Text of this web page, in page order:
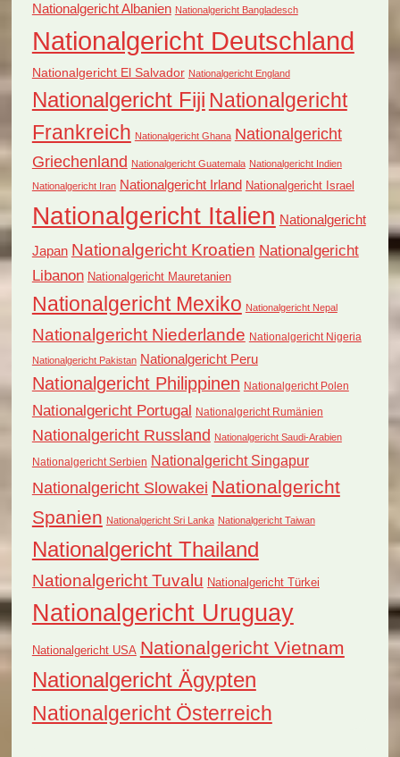
Nationalgericht Albanien Nationalgericht Bangladesch
Nationalgericht Deutschland
Nationalgericht El Salvador Nationalgericht England
Nationalgericht Fiji Nationalgericht
Frankreich Nationalgericht Ghana Nationalgericht
Griechenland Nationalgericht Guatemala Nationalgericht Indien
Nationalgericht Iran Nationalgericht Irland Nationalgericht Israel
Nationalgericht Italien Nationalgericht
Japan Nationalgericht Kroatien Nationalgericht
Libanon Nationalgericht Mauretanien
Nationalgericht Mexiko Nationalgericht Nepal
Nationalgericht Niederlande Nationalgericht Nigeria
Nationalgericht Pakistan Nationalgericht Peru
Nationalgericht Philippinen Nationalgericht Polen
Nationalgericht Portugal Nationalgericht Rumänien
Nationalgericht Russland Nationalgericht Saudi-Arabien
Nationalgericht Serbien Nationalgericht Singapur
Nationalgericht Slowakei Nationalgericht
Spanien Nationalgericht Sri Lanka Nationalgericht Taiwan
Nationalgericht Thailand
Nationalgericht Tuvalu Nationalgericht Türkei
Nationalgericht Uruguay
Nationalgericht USA Nationalgericht Vietnam
Nationalgericht Ägypten
Nationalgericht Österreich